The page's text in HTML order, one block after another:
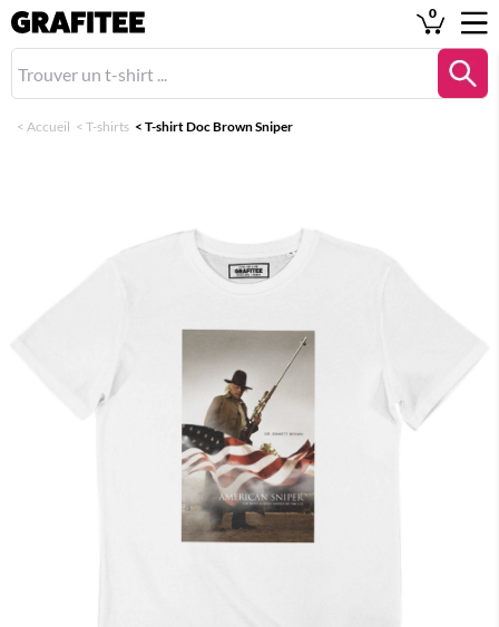
0
< Accueil < T-shirts < T-shirt Doc Brown Sniper